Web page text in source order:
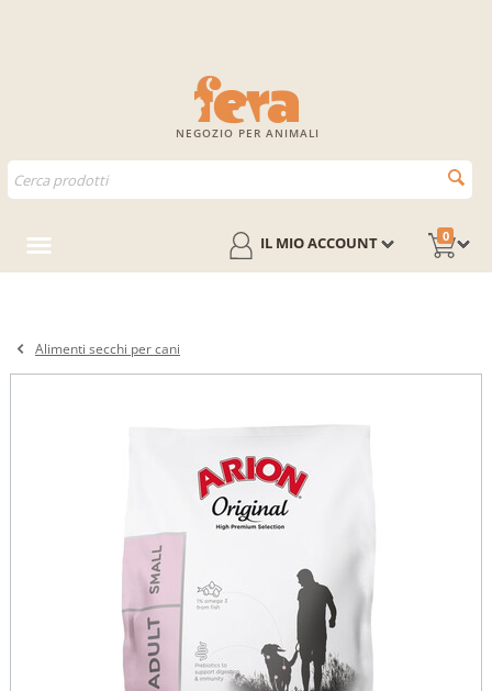
NEGOZIO PER ANIMALI
0
IL MIO ACCOUNT
Alimenti secchi per cani